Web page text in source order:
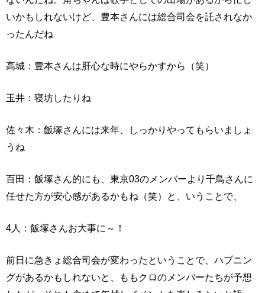
いかもしれないけど、豊本さんには総合司会を託されなか
ったんだね
高城：豊本さんは肝心な時にやらかすから（笑）
玉井：寝坊したりね
佐々木：飯塚さんには来年、しっかりやってもらいましょ
うね
百田：飯塚さん的にも、東京03のメンバーより千鳥さんに
任せた方が安心感があるかもね（笑）と、いうことで、
4人：飯塚さんお大事に～！
前日に急きょ総合司会が変わったということで、ハプニン
グがあるかもしれないと、ももクロのメンバーたちが予想